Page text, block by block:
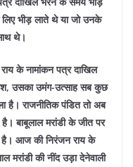
लिए भीड़ लाते थे या जो उनके
थे।
के नामांकन पत्र दाखिल
उसका उमंग-उत्साह सब कुछ
है। राजनीतिक पंडित तो अब
बाबूलाल मरांडी के जीत पर
है। आज की निरंजन राय के
मरांडी की नींद उड़ा देनेवाली